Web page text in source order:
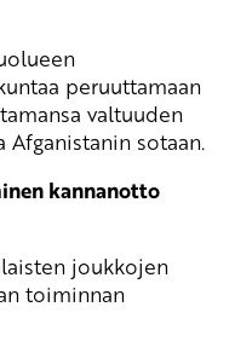
peruuttamaan
valtuuden
sotaan.
kannanotto
joukkojen
toiminnan